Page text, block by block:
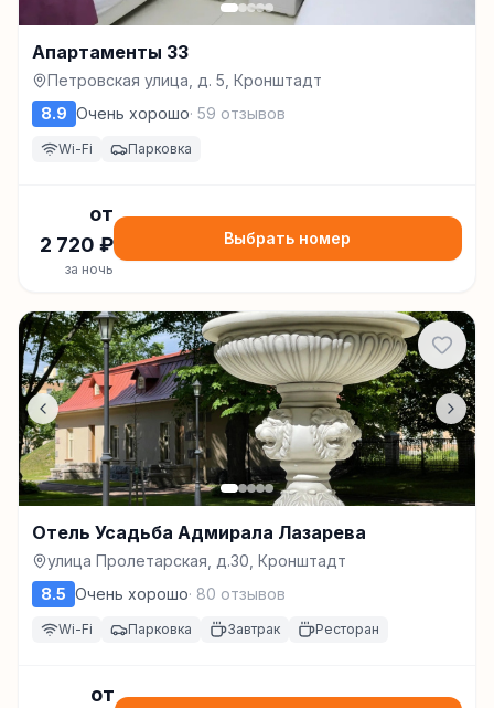
Апартаменты 33
Петровская улица, д. 5, Кронштадт
8.9 Очень хорошо· 59 отзывов
Wi-Fi Парковка
от
2 720 ₽
за ночь
Выбрать номер
Отель Усадьба Адмирала Лазарева
улица Пролетарская, д.30, Кронштадт
8.5 Очень хорошо· 80 отзывов
Wi-Fi Парковка Завтрак Ресторан
от